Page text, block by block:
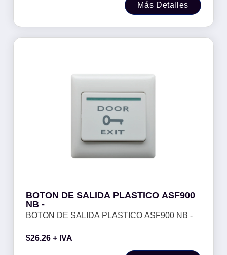
Más Detalles
BOTON DE SALIDA PLASTICO ASF900
NB -
BOTON DE SALIDA PLASTICO ASF900 NB -
$26.26 + IVA